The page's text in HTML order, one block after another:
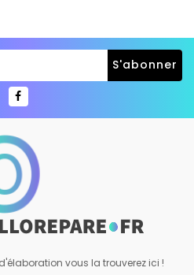
vous la trouverez ici !